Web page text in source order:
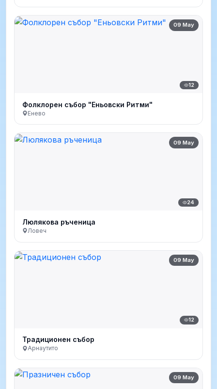
09 May
12
Фолклорен събор "Еньовски Ритми"
Енево
09 May
24
Люлякова ръченица
Ловеч
09 May
12
Традиционен събор
Арнаутито
09 May